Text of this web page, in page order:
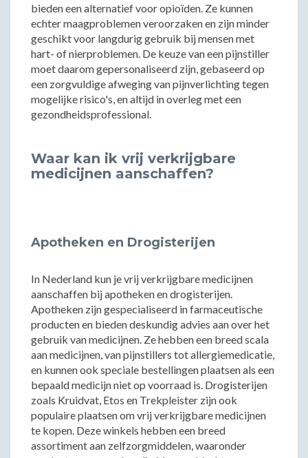
bieden een alternatief voor opioïden. Ze kunnen
echter maagproblemen veroorzaken en zijn minder
geschikt voor langdurig gebruik bij mensen met
hart- of nierproblemen. De keuze van een pijnstiller
moet daarom gepersonaliseerd zijn, gebaseerd op
een zorgvuldige afweging van pijnverlichting tegen
mogelijke risico's, en altijd in overleg met een
gezondheidsprofessional.
Waar kan ik vrij verkrijgbare
medicijnen aanschaffen?
Apotheken en Drogisterijen
In Nederland kun je vrij verkrijgbare medicijnen
aanschaffen bij apotheken en drogisterijen.
Apotheken zijn gespecialiseerd in farmaceutische
producten en bieden deskundig advies aan over het
gebruik van medicijnen. Ze hebben een breed scala
aan medicijnen, van pijnstillers tot allergiemedicatie,
en kunnen ook speciale bestellingen plaatsen als een
bepaald medicijn niet op voorraad is. Drogisterijen
zoals Kruidvat, Etos en Trekpleister zijn ook
populaire plaatsen om vrij verkrijgbare medicijnen
te kopen. Deze winkels hebben een breed
assortiment aan zelfzorgmiddelen, waaronder